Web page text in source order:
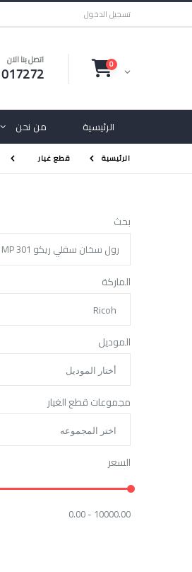
تسجيل الدخول
اتصل بنا الان 0
الرئيسية من نحن
الرئيسية قطع غيار
بحث
الماركة
الموديل
مجموعات قطع الغيار
السعر
0.00 - 10000.00